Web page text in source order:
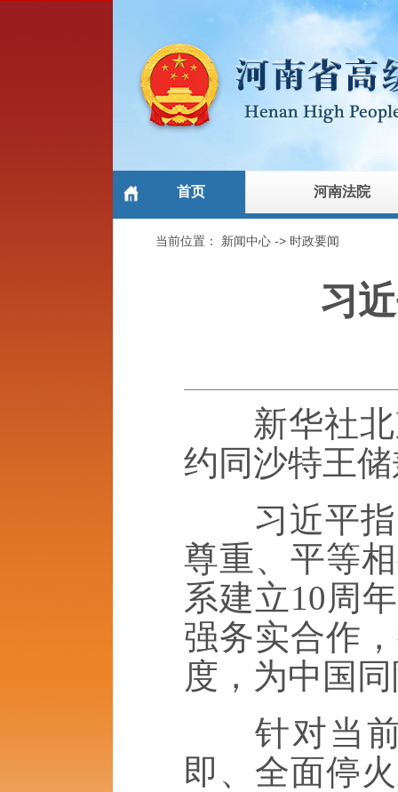
首页 河南法院
当前位置： 新闻中心 -> 时政要闻
习
新华社北
约同沙特王
习近平指
尊重、平等
系建立10周
强务实合作
度，为中国
针对当前
即、全面停